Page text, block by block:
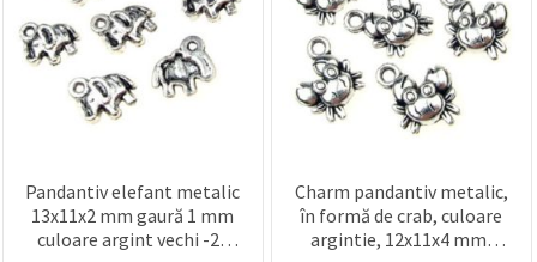
Pandantiv elefant metalic
13x11x2 mm gaură 1 mm
culoare argint vechi -20
Charm pandantiv metalic,
în formă de crab, culoare
argintie, 12x11x4 mm,